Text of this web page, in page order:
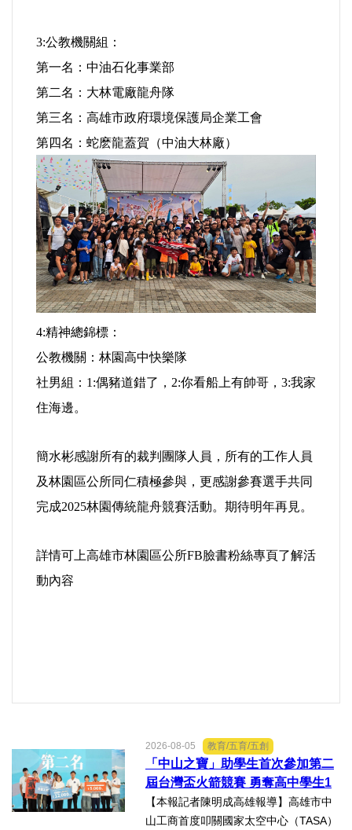
文化資產/文物保護
旅館/民宿
3:公教機關組：
第一名：中油石化事業部
第二名：大林電廠龍舟隊
第三名：高雄市政府環境保護局企業工會
第四名：蛇麽龍蓋賀（中油大林廠）
4:精神總錦標：
公教機關：林園高中快樂隊
社男組：1:偶豬道錯了，2:你看船上有帥哥，3:我家
住海邊。
簡水彬感謝所有的裁判團隊人員，所有的工作人員
及林園區公所同仁積極參與，更感謝參賽選手共同
完成2025林園傳統龍舟競賽活動。期待明年再見。
詳情可上高雄市林園區公所FB臉書粉絲專頁了解活
動內容
2026-08-05 教育/五育/五創
「中山之寶」助學生首次參加第二
屆台灣盃火箭競賽 勇奪高中學生1
K組亞軍
【本報記者陳明成高雄報導】高雄市中
山工商首度叩關國家太空中心（TASA）